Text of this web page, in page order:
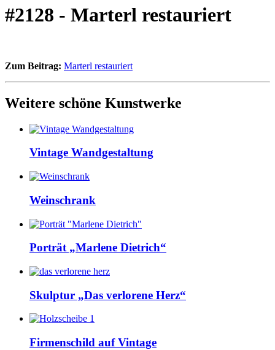
#2128 - Marterl restauriert
Zum Beitrag: Marterl restauriert
Weitere schöne Kunstwerke
Vintage Wandgestaltung
Weinschrank
Porträt „Marlene Dietrich“
Skulptur „Das verlorene Herz“
Firmenschild auf Vintage